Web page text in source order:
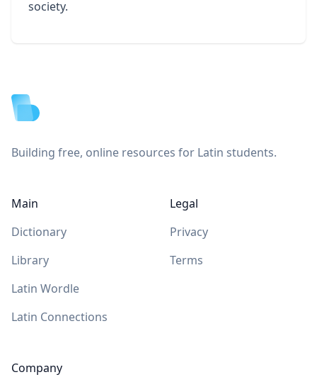
society.
Building free, online resources for Latin students.
Main
Dictionary
Library
Latin Wordle
Latin Connections
Company
Legal
Privacy
Terms